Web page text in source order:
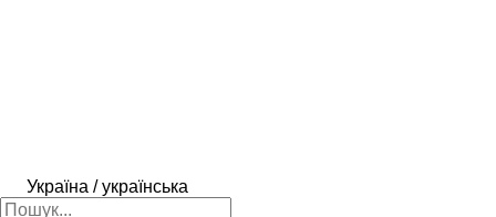
Україна / українська